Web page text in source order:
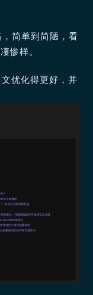
简单到简陋，看
惨样。
优化得更好，并